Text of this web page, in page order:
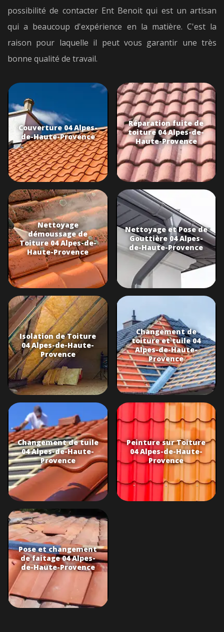
possibilité de contacter Ent Benoit qui est un artisan
qui a beaucoup d'expérience en la matière. C'est la
raison pour laquelle il peut vous garantir une très
bonne qualité de travail.
Couverture 04 Alpes-
de-Haute-Provence
Réparation fuite de
toiture 04 Alpes-de-
Haute-Provence
Nettoyage
démoussage de
Toiture 04 Alpes-de-
Haute-Provence
Nettoyage et Pose de
Gouttière 04 Alpes-
de-Haute-Provence
Isolation de Toiture
04 Alpes-de-Haute-
Provence
Changement de
toiture et tuile 04
Alpes-de-Haute-
Provence
Changement de tuile
04 Alpes-de-Haute-
Provence
Peinture sur Toiture
04 Alpes-de-Haute-
Provence
Pose et changement
de faitage 04 Alpes-
de-Haute-Provence